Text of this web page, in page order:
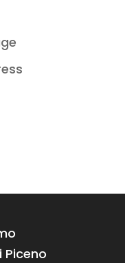
Piceno